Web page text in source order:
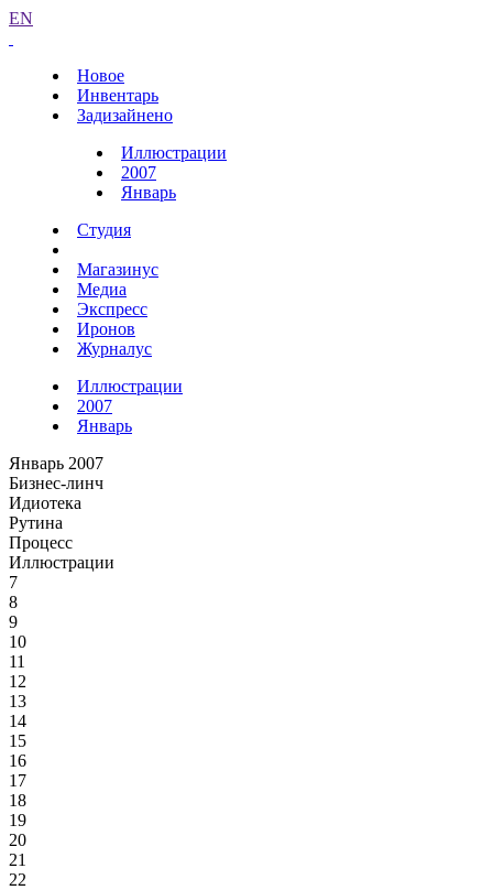
EN
Новое
Инвентарь
Задизайнено
Иллюстрации
2007
Январь
Студия
Магазинус
Медиа
Экспресс
Иронов
Журналус
Иллюстрации
2007
Январь
Январь 2007
Бизнес-линч
Идиотека
Рутина
Процесс
Иллюстрации
7
8
9
10
11
12
13
14
15
16
17
18
19
20
21
22